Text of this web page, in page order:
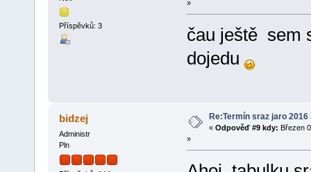
Příspěvků: 3
»
čau ještě sem
dojedu
bidzej
Administr
Pln
Re:Termín sraz jaro
« Odpověď #9 kdy: Březen
»